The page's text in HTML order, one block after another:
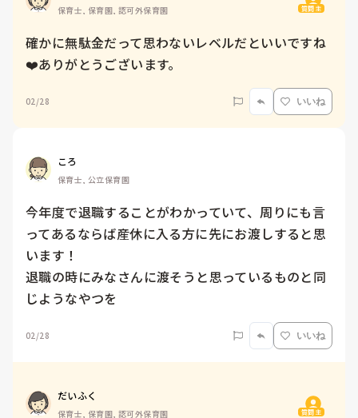
保育士, 保育園, 認可外保育園 質問主
確かに無駄金だって思わないレベルだといいですね
❤️ありがとうございます。
02/28 いいね
ころ
保育士, 公立保育園
今年度で退職することがわかっていて、周りにも言
ってあるならば産休に入る方に先にお渡しすると思
います！
退職の時にみなさんに渡そうと思っているものと同
じようなやつを
02/28 いいね
だいふく
保育士, 保育園, 認可外保育園 質問主